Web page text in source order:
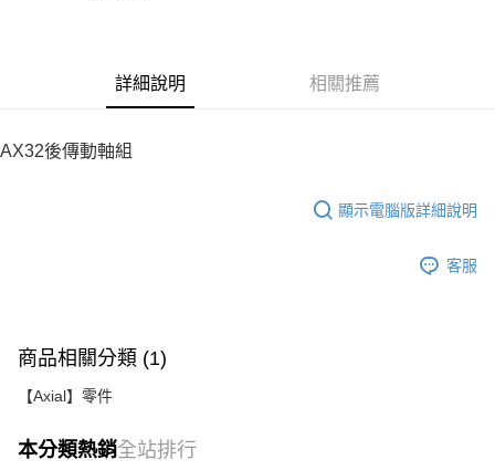
每筆NT$100，滿NT$2,000(含以上)免運費
詳細說明 相關推薦
AX32後傳動軸組
顯示電腦版詳細說明
客服
商品相關分類 (1)
【Axial】零件
本分類熱銷全站排行